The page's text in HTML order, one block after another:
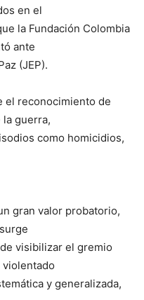
en el
la Fundación Colombia
ante
(JEP).
el reconocimiento de
la guerra,
como homicidios,
gran valor probatorio,
visibilizar el gremio
y generalizada,